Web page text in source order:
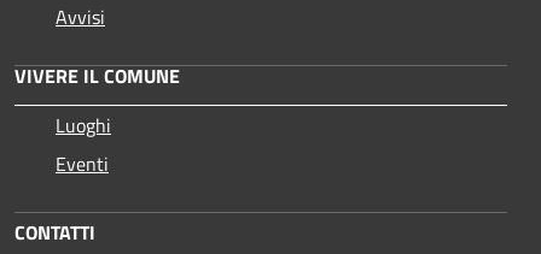
Avvisi
VIVERE IL COMUNE
Luoghi
Eventi
CONTATTI